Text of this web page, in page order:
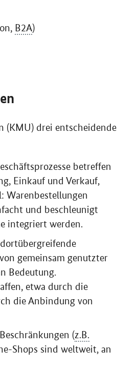
, B2A)
drei entscheidende
betreffen
Einkauf und Verkauf,
Warenbestellungen
und beschleunigt
integriert werden.
gemeinsam genutzter
Bedeutung.
etwa durch die
die Anbindung von
(z.B.
Shops sind weltweit, an